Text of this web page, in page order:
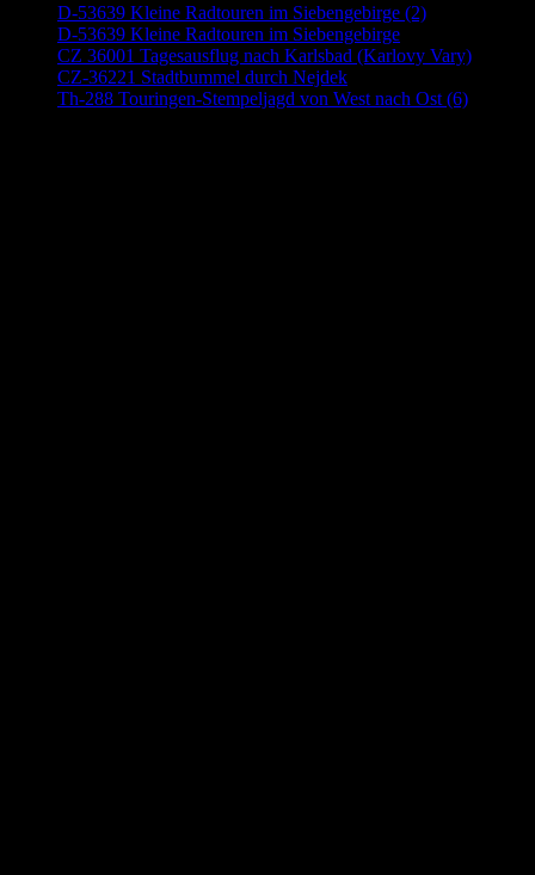
D-53639 Kleine Radtouren im Siebengebirge (2)
D-53639 Kleine Radtouren im Siebengebirge
CZ 36001 Tagesausflug nach Karlsbad (Karlovy Vary)
CZ-36221 Stadtbummel durch Nejdek
Th-288 Touringen-Stempeljagd von West nach Ost (6)